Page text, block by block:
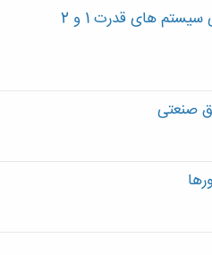
حل المسائل کتاب بررسی سیستم های قدرت 1 و 2
صنعتی